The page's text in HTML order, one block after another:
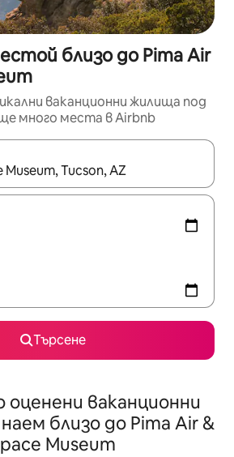
близо до Pima Air
ваканционни жилища под
много места в Airbnb
се покажат, използвайте
Търсене
оценени ваканционни
близо до Pima Air &
Museum